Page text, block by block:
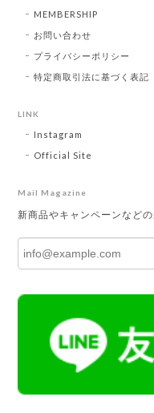
MEMBERSHIP
お問い合わせ
プライバシーポリシー
特定商取引法に基づく表記
LINK
Instagram
Official Site
Mail Magazine
新商品やキャンペーンなど